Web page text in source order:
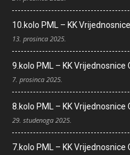
10.kolo PML – KK
13. prosinca 2025.
9.kolo PML – KK Vrijednosnice
7. prosinca 2025.
8.kolo PML – KK Vrijednosnice
29. studenoga 2025.
7.kolo PML – KK Vrijednosnice